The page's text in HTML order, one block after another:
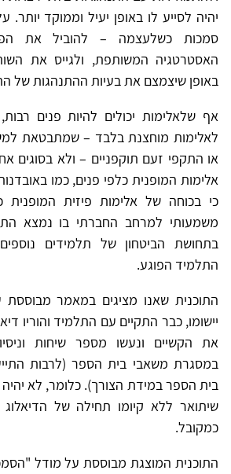
יהיה לסייע לו באופן יעיל וממוקד
סמכות כשלעצמה – להוביל את
האסטרטגיה המשותפת, ולגייס את
באופן שיצמצם את בעיות ההתנהגות של
אף שלאלימות יכולים להיות פנים
לאלימות מוחצנת בלבד – שמתבטאת
או התקפי זעם תוקפניים – ולא בסוגים
אלימות המופנית כלפי פנים, כמו
כי בכוחה של אלימות פיזית המופנית
משמעותי למרחב החברתי בו נמצא
בתחושת הביטחון של תלמידים
התלמיד הפוגע.
התוכנית שאנו מציגים במאמר
יישומו, כבר התקיים עם התלמיד והוריו
את הקשיים ונעשו מספר שיחות
במסגרת משאבי בית הספר (לרבות
בית הספר במידת הצורך). כלומר, לא יהיה
שיתואר ללא קיומו תחילה של
כמקובל.
התוכנית המוצגת מבוססת על מודל